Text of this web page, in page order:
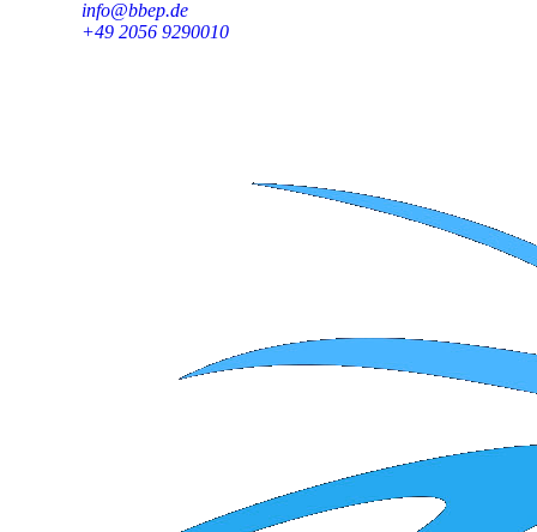
info@bbep.de
+49 2056 9290010